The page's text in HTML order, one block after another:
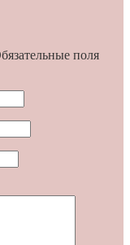
поля